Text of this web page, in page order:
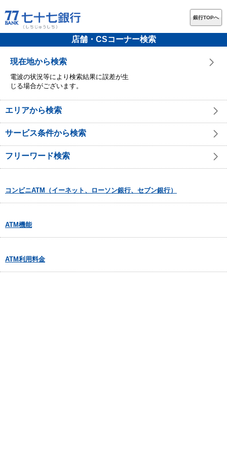
銀行TOPへ
店舗・CSコーナー検索
現在地から検索
電波の状況等により検索結果に誤差が生
じる場合がございます。
エリアから検索
サービス条件から検索
フリーワード検索
コンビニATM（イーネット、ローソン銀行、セブン銀行）
ATM機能
ATM利用料金